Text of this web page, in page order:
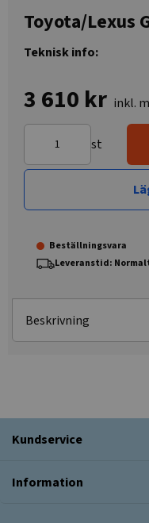
Toyota/Lexus
Teknisk info:
3 610 kr inkl.
st
Beställningsvara
Leveranstid:
Beskrivning
Kundservice
Information